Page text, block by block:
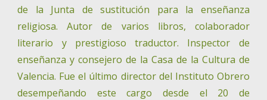
de la Junta de sustitución para la enseñanza
religiosa. Autor de varios libros, colaborador
literario y prestigioso traductor. Inspector de
enseñanza y consejero de la Casa de la Cultura de
Valencia. Fue el último director del Instituto Obrero
desempeñando este cargo desde el 20 de